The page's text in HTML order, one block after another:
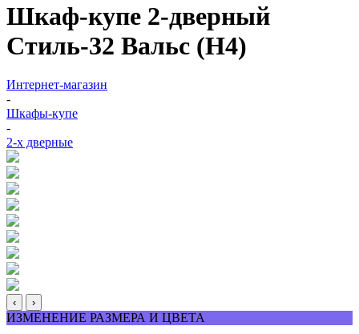
Шкаф-купе 2-дверный
Стиль-32 Вальс (Н4)
Интернет-магазин
-
Шкафы-купе
-
2-х дверные
‹ ›
ИЗМЕНЕНИЕ РАЗМЕРА И ЦВЕТА